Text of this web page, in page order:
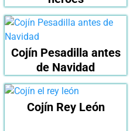
Cojín Pesadilla antes
de Navidad
Cojín Rey León